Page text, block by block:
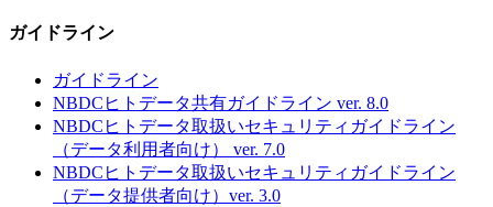
ガイドライン
ガイドライン
NBDCヒトデータ共有ガイドライン ver. 8.0
NBDCヒトデータ取扱いセキュリティガイドライン
（データ利用者向け） ver. 7.0
NBDCヒトデータ取扱いセキュリティガイドライン
（データ提供者向け）ver. 3.0